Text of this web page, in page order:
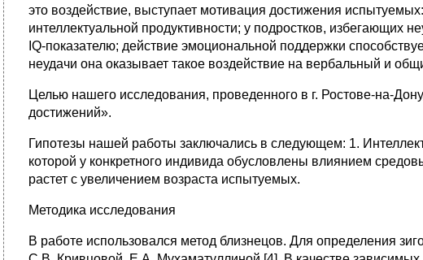
это воздействие, выступает мотивация достижения
интеллектуальной продуктивности; у подростков, избегающих
IQ-показателю; действие эмоциональной поддержки
неудачи она оказывает такое воздействие на вербальный и
Целью нашего исследования, проведенного в г. Ростове-на-
достижений».
Гипотезы нашей работы заключались в следующем: 1.
которой у конкретного индивида обусловлены влиянием
растет с увеличением возраста испытуемых.
Методика исследования
В работе использовался метод близнецов. Для определения